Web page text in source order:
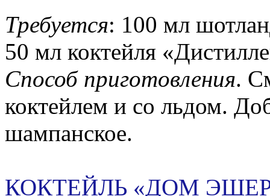
Требуется: 100 мл
50 мл коктейля
Способ приготовления.
коктейлем и со льдом.
шампанское.
КОКТЕЙЛЬ «ДОМ